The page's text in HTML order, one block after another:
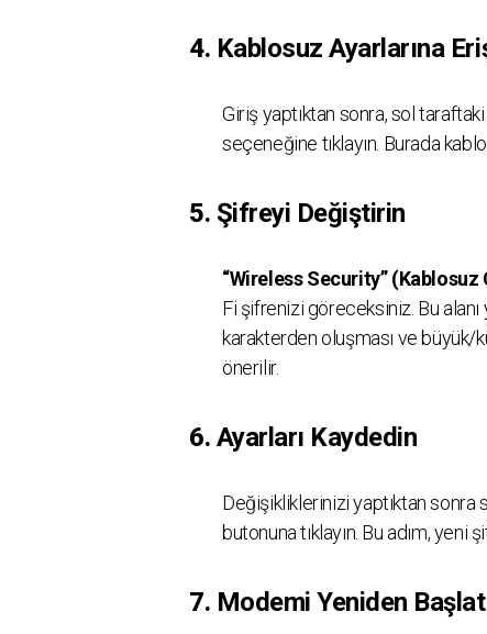
4. Kablosuz Ayarlarına
Giriş yaptıktan sonra, sol
seçeneğine tıklayın. Burada
5. Şifreyi Değiştirin
“Wireless Security” (Kablosuz
Fi şifrenizi göreceksiniz. Bu
karakterden oluşması ve
önerilir.
6. Ayarları Kaydedin
Değişikliklerinizi yaptıktan sonra
butonuna tıklayın. Bu adım,
7. Modemi Yeniden